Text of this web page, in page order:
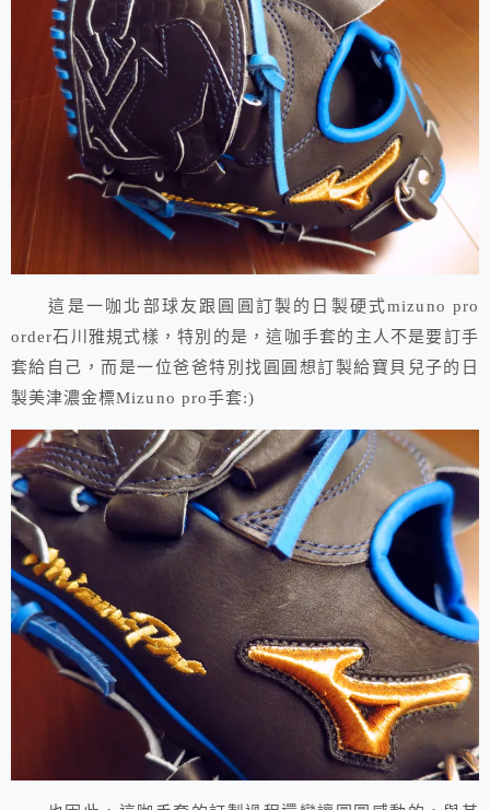
這是一咖北部球友跟圓圓訂製的日製硬式mizuno pro
order石川雅規式樣，特別的是，這咖手套的主人不是要訂手
套給自己，而是一位爸爸特別找圓圓想訂製給寶貝兒子的日
製美津濃金標Mizuno pro手套:)